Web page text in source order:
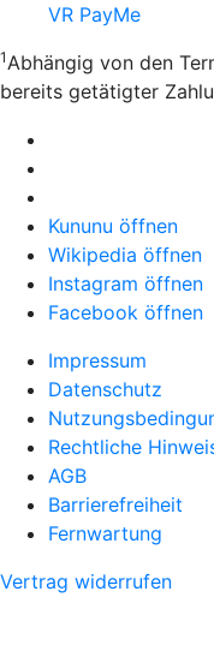
VR PayMe
1 Abhängig von den
bereits getätigter
Kununu öffnen
Wikipedia öffnen
Instagram öffnen
Facebook öffnen
Impressum
Datenschutz
Rechtliche
AGB
Barrierefreiheit
Fernwartung
Vertrag widerrufen